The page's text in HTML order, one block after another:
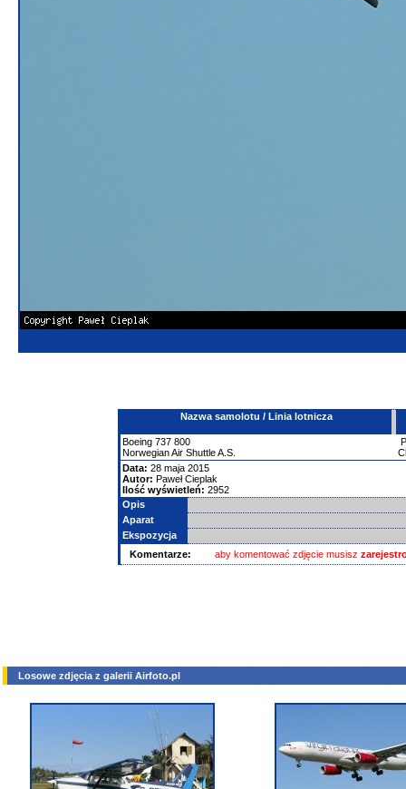
Nazwa samolotu / Linia lotnicza
Boeing 737 800
Norwegian Air Shuttle A.S.
Data: 28 maja 2015
Autor: Paweł Cieplak
Ilość wyświetleń: 2952
Opis
Aparat
Ekspozycja
Komentarze:
aby komentować zdjęcie musisz
Losowe zdjęcia z galerii Airfoto.pl